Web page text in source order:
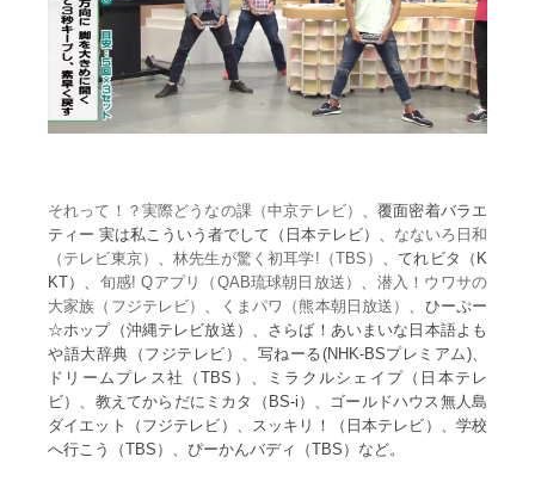
それって！？実際どうなの課（中京テレビ）
、覆面密着バラエ
ティー 実は私こういう者でして（日本テレビ）、 なないろ日和
（テレビ東京）
、林先生が驚く初耳学!（TBS）
、てれビタ（K
KT）、 旬感! Qアプリ（QAB琉球朝日放送）
潜入！ウワサの
大家族（フジテレビ）
くまパワ（熊本朝日放送）
、ひーぷー
☆ホップ（沖縄テレビ放送）、さらば！あいまいな日本語よも
や語大辞典（フジテレビ）、写ねーる(NHK-BSプレミアム)、
ドリームプレス社（TBS）、ミラクルシェイプ（日本テレ
ビ）、教えてからだにミカタ（BS-i）、ゴールドハウス無人島
ダイエット（フジテレビ）、スッキリ！（日本テレビ）、学校
へ行こう（TBS）、ぴーかんバディ（TBS）など。